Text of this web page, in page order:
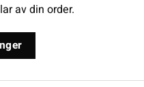
av din order.